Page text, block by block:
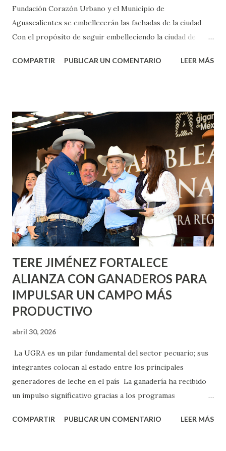
Fundación Corazón Urbano y el Municipio de
Aguascalientes se embellecerán las fachadas de la ciudad
Con el propósito de seguir embelleciendo la ciudad de
municipal, Leo Montañez dio inicio al programa
Corazón Urbano y el Municipio capital. Leo Montañez
informó que en este programa se usarán cerca de 90 mil
metros cuadrados de pintura, para dar inicio en la calle
Nieto, entre Jesús F. Elizondo y la calle 22 de Octubre, con
lo que se aplicará pintura en 66 casas. Posteriormente se
llevará este programa a Villas de Nuestra Señora de la
Asunción, Avenida Alameda y Decreto 27 de Septiembre, en
los edificios FOVISSSTE Ojo de Agua, en la comunidad
Norias de Paso Hondo y en los edificios de...
COMPARTIR PUBLICAR UN COMENTARIO LEER MÁS
TERE JIMÉNEZ FORTALECE
ALIANZA CON GANADEROS PARA
IMPULSAR UN CAMPO MÁS
PRODUCTIVO
abril 30, 2026
La UGRA es un pilar fundamental del sector pecuario; sus
integrantes colocan al estado entre los principales
generadores de leche en el país La ganadería ha recibido
un impulso significativo gracias a los programas
muestra de su respaldo firme y decidido al campo, la
COMPARTIR PUBLICAR UN COMENTARIO LEER MÁS